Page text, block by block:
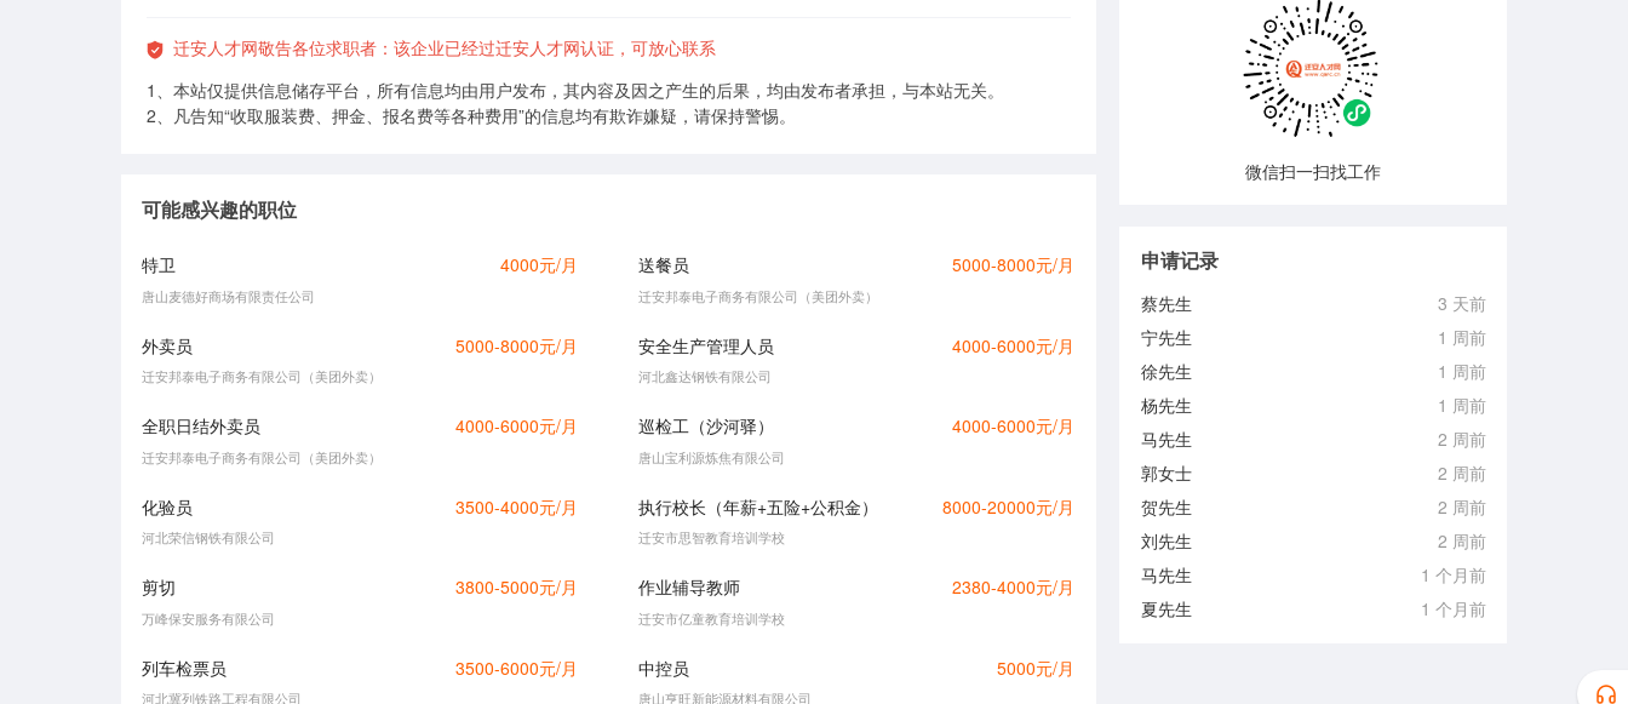
迁安人才网敬告各位求职者：该企业已经过迁安人才网认证，可放心联系
1、本站仅提供信息储存平台，所有信息均由用户发布，其内容及因之产生的后果，均由发布者承担，与本站无关。
2、凡告知“收取服装费、押金、报名费等各种费用”的信息均有欺诈嫌疑，请保持警惕。
可能感兴趣的职位
特卫 4000元/月
唐山麦德好商场有限责任公司
送餐员 5000-8000元/月
迁安邦泰电子商务有限公司（美团外卖）
外卖员 5000-8000元/月
迁安邦泰电子商务有限公司（美团外卖）
安全生产管理人员 4000-6000元/月
河北鑫达钢铁有限公司
全职日结外卖员 4000-6000元/月
迁安邦泰电子商务有限公司（美团外卖）
巡检工（沙河驿） 4000-6000元/月
唐山宝利源炼焦有限公司
化验员 3500-4000元/月
河北荣信钢铁有限公司
执行校长（年薪+五险+公积金） 8000-20000元/月
迁安市思智教育培训学校
剪切 3800-5000元/月
万峰保安服务有限公司
作业辅导教师 2380-4000元/月
迁安市亿童教育培训学校
列车检票员 3500-6000元/月
河北冀列铁路工程有限公司
中控员 5000元/月
唐山亨旺新能源材料有限公司
微信扫一扫找工作
申请记录
蔡先生
3 天前
宁先生
1 周前
徐先生
1 周前
杨先生
1 周前
马先生
2 周前
郭女士
2 周前
贺先生
2 周前
刘先生
2 周前
马先生
1 个月前
夏先生
1 个月前